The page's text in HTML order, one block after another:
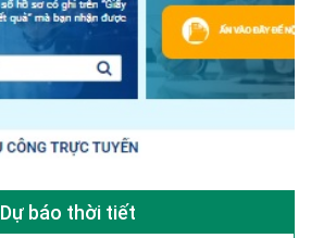
Dự báo thời tiết